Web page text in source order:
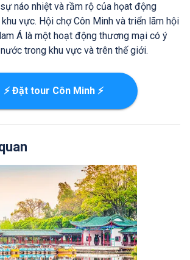
náo nhiệt và rầm rộ của họat động
vực. Hội chợ Côn Minh và triển lãm hội
Á là một hoạt động thương mại có ý
trong khu vực và trên thế giới.
⚡ Đặt tour Côn Minh ⚡